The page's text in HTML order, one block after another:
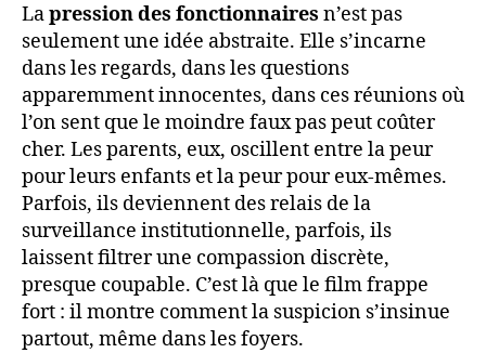
Lapression des fonctionnaires n’est pas
seulement une idée abstraite. Elle s’incarne
dans les regards, dans les questions
apparemment innocentes, dans ces réunions où
l’on sent que le moindre faux pas peut coûter
cher. Les parents, eux, oscillent entre la peur
pour leurs enfants et la peur pour eux-mêmes.
Parfois, ils deviennent des relais de la
surveillance institutionnelle, parfois, ils
laissent filtrer une compassion discrète,
presque coupable. C’est là que le film frappe
fort : il montre comment la suspicion s’insinue
partout, même dans les foyers.